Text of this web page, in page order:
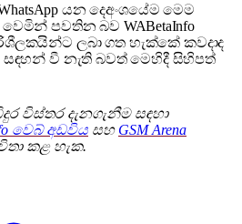
යන දෙඅංශයේම මෙම
වෙමින් පවතින බව WABetaInfo
ලබා ගත හැක්කේ කවදාද
වී නැති බවත් මෙහිදී සිහිපත්
විස්තර දැනගැනීම සඳහා
වෙබ් අඩවිය සහ GSM Arena
කළ හැක.